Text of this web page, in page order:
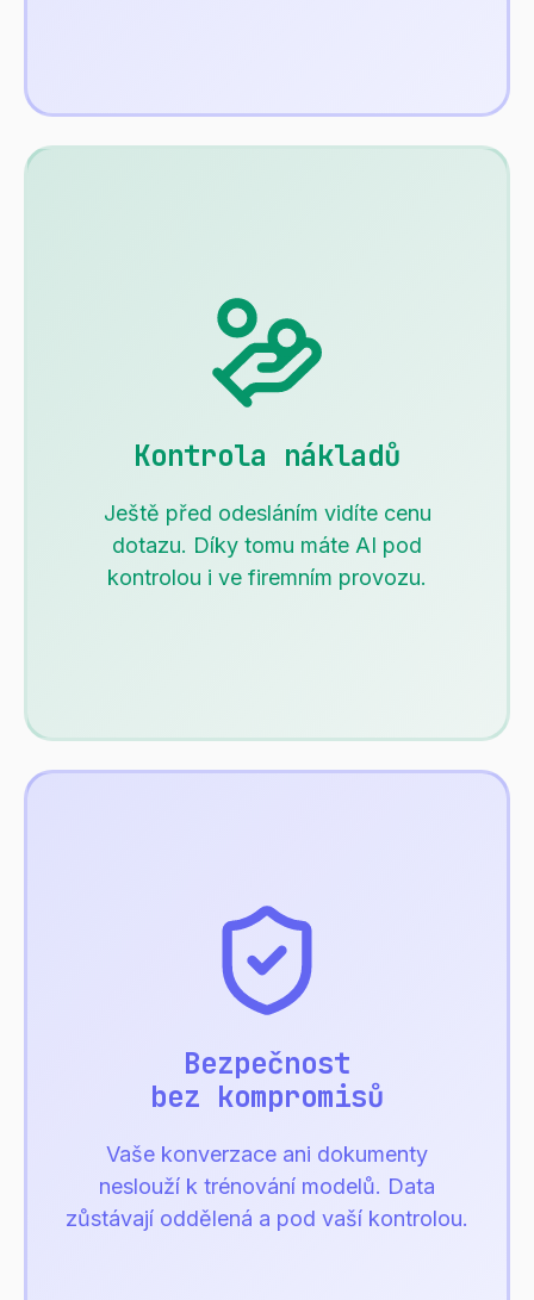
Kontrola nákladů
Ještě před odesláním vidíte cenu
dotazu. Díky tomu máte AI pod
kontrolou i ve firemním provozu.
Bezpečnost
bez kompromisů
Vaše konverzace ani dokumenty
neslouží k trénování modelů. Data
zůstávají oddělená a pod vaší kontrolou.